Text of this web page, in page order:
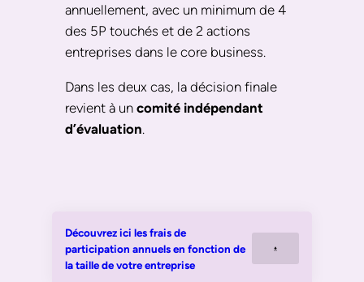
annuellement, avec un minimum de 4
des 5P touchés et de 2 actions
entreprises dans le core business.
Dans les deux cas, la décision finale
revient à un comité indépendant
d’évaluation.
Découvrez ici les frais de
participation annuels en fonction de
la taille de votre entreprise